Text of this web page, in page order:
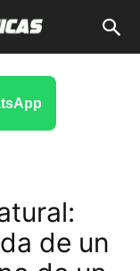
de un